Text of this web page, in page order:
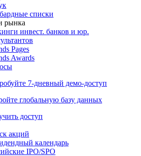
списки
рынка
инвест. банков и юр.
Pages
Awards
7-дневный демо-доступ
глобальную базу данных
доступ
акций
календарь
IPO/SPO